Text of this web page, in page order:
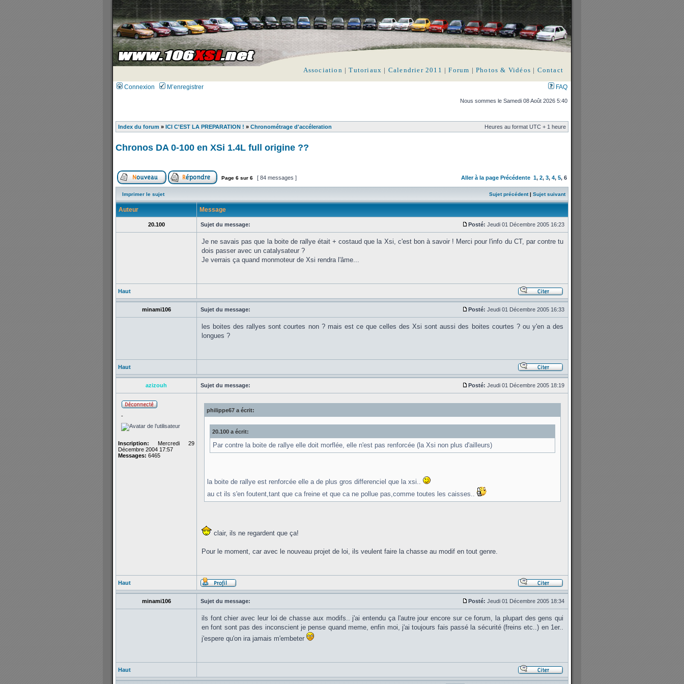
Association |Tutoriaux | Calendrier 2011 |Forum | Photos & Vidéos | Contact
Connexion M’enregistrer FAQ
Nous sommes le Samedi 08 Août 2026 5:40
Index du forum » ICI C'EST LA PREPARATION ! » Chronométrage d'accéleration Heures au format UTC + 1 heure
Chronos DA 0-100 en XSi 1.4L full origine ??
Page 6 sur 6 [ 84 messages ] Aller à la page Précédente 1, 2, 3, 4, 5, 6
Imprimer le sujet Sujet précédent| Sujet suivant
Auteur Message
20.100 Sujet du message: Posté: Jeudi 01 Décembre 2005 16:23
Je ne savais pas que la boite de rallye était + costaud que la Xsi, c'est bon à savoir ! Merci pour l'info du CT, par contre tu
dois passer avec un catalysateur ?
Je verrais ça quand monmoteur de Xsi rendra l'âme...
Haut
minami106 Sujet du message: Posté: Jeudi 01 Décembre 2005 16:33
les boites des rallyes sont courtes non ? mais est ce que celles des Xsi sont aussi des boites courtes ? ou y'en a des
longues ?
Haut
azizouh Sujet du message: Posté: Jeudi 01 Décembre 2005 18:19
-
Inscription: Mercredi 29
Décembre 2004 17:57
Messages: 6465
philippe67 a écrit:
20.100 a écrit:
Par contre la boite de rallye elle doit morflée, elle n'est pas renforcée (la Xsi non plus d'ailleurs)
la boite de rallye est renforcée elle a de plus gros differenciel que la xsi..
au ct ils s'en foutent,tant que ca freine et que ca ne pollue pas,comme toutes les caisses..
clair, ils ne regardent que ça!
Pour le moment, car avec le nouveau projet de loi, ils veulent faire la chasse au modif en tout genre.
Haut
minami106 Sujet du message: Posté: Jeudi 01 Décembre 2005 18:34
ils font chier avec leur loi de chasse aux modifs.. j'ai entendu ça l'autre jour encore sur ce forum, la plupart des gens qui
en font sont pas des inconscient je pense quand meme, enfin moi, j'ai toujours fais passé la sécurité (freins etc..) en 1er..
j'espere qu'on ira jamais m'embeter
Haut